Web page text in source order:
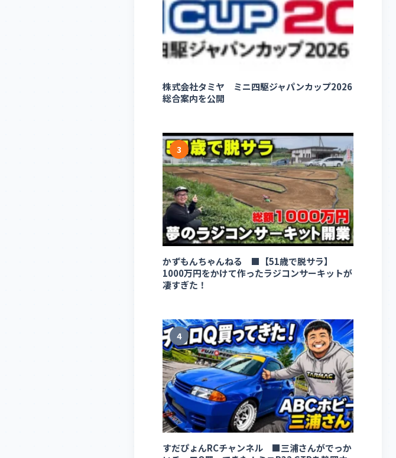
株式会社タミヤ ミニ四駆ジャパンカップ2026
総合案内を公開
3
かずもんちゃんねる ■【51歳で脱サラ】
1000万円をかけて作ったラジコンサーキットが
凄すぎた！
4
すだぴょんRCチャンネル ■三浦さんがでっか